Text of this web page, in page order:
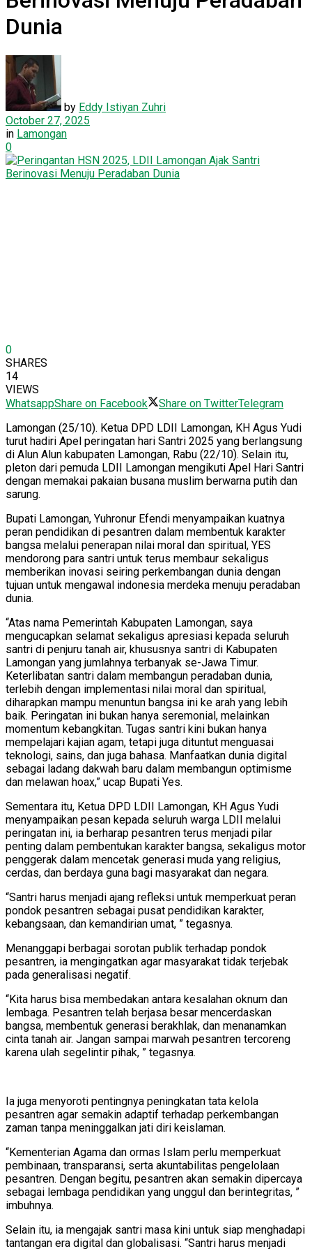
Dunia
by Eddy Istiyan Zuhri
October 27, 2025
in Lamongan
0
0
SHARES
14
VIEWS
WhatsappShare on Facebook Share on TwitterTelegram
Lamongan (25/10). Ketua DPD LDII Lamongan, KH Agus Yudi
turut hadiri Apel peringatan hari Santri 2025 yang berlangsung
di Alun Alun kabupaten Lamongan, Rabu (22/10). Selain itu,
pleton dari pemuda LDII Lamongan mengikuti Apel Hari Santri
dengan memakai pakaian busana muslim berwarna putih dan
sarung.
Bupati Lamongan, Yuhronur Efendi menyampaikan kuatnya
peran pendidikan di pesantren dalam membentuk karakter
bangsa melalui penerapan nilai moral dan spiritual, YES
mendorong para santri untuk terus membaur sekaligus
memberikan inovasi seiring perkembangan dunia dengan
tujuan untuk mengawal indonesia merdeka menuju peradaban
dunia.
“Atas nama Pemerintah Kabupaten Lamongan, saya
mengucapkan selamat sekaligus apresiasi kepada seluruh
santri di penjuru tanah air, khususnya santri di Kabupaten
Lamongan yang jumlahnya terbanyak se-Jawa Timur.
Keterlibatan santri dalam membangun peradaban dunia,
terlebih dengan implementasi nilai moral dan spiritual,
diharapkan mampu menuntun bangsa ini ke arah yang lebih
baik. Peringatan ini bukan hanya seremonial, melainkan
momentum kebangkitan. Tugas santri kini bukan hanya
mempelajari kajian agam, tetapi juga dituntut menguasai
teknologi, sains, dan juga bahasa. Manfaatkan dunia digital
sebagai ladang dakwah baru dalam membangun optimisme
dan melawan hoax,” ucap Bupati Yes.
Sementara itu, Ketua DPD LDII Lamongan, KH Agus Yudi
menyampaikan pesan kepada seluruh warga LDII melalui
peringatan ini, ia berharap pesantren terus menjadi pilar
penting dalam pembentukan karakter bangsa, sekaligus motor
penggerak dalam mencetak generasi muda yang religius,
cerdas, dan berdaya guna bagi masyarakat dan negara.
“Santri harus menjadi ajang refleksi untuk memperkuat peran
pondok pesantren sebagai pusat pendidikan karakter,
kebangsaan, dan kemandirian umat, ” tegasnya.
Menanggapi berbagai sorotan publik terhadap pondok
pesantren, ia mengingatkan agar masyarakat tidak terjebak
pada generalisasi negatif.
“Kita harus bisa membedakan antara kesalahan oknum dan
lembaga. Pesantren telah berjasa besar mencerdaskan
bangsa, membentuk generasi berakhlak, dan menanamkan
cinta tanah air. Jangan sampai marwah pesantren tercoreng
karena ulah segelintir pihak, ” tegasnya.
Ia juga menyoroti pentingnya peningkatan tata kelola
pesantren agar semakin adaptif terhadap perkembangan
zaman tanpa meninggalkan jati diri keislaman.
“Kementerian Agama dan ormas Islam perlu memperkuat
pembinaan, transparansi, serta akuntabilitas pengelolaan
pesantren. Dengan begitu, pesantren akan semakin dipercaya
sebagai lembaga pendidikan yang unggul dan berintegritas, ”
imbuhnya.
Selain itu, ia mengajak santri masa kini untuk siap menghadapi
tantangan era digital dan globalisasi. “Santri harus menjadi